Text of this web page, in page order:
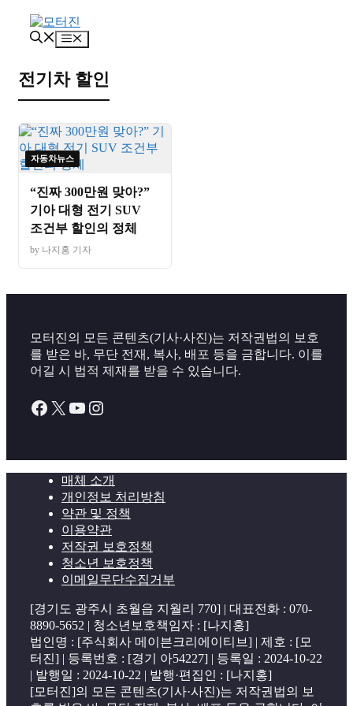
메
전기차 할인
자동차뉴스
“진짜 300만원 맞아?”
기아 대형 전기 SUV
조건부 할인의 정체
by 나지홍 기자
모터진의 모든 콘텐츠(기사·사진)는 저작권법의 보호
를 받은 바, 무단 전재, 복사, 배포 등을 금합니다. 이를
어길 시 법적 제재를 받을 수 있습니다.
Facebook
X YouTube
Instagram
매체 소개
개인정보 처리방침
약관 및 정책
이용약관
저작권 보호정책
청소년 보호정책
이메일무단수집거부
[경기도 광주시 초월읍 지월리 770] | 대표전화 : 070-
8890-5652 | 청소년보호책임자 : [나지홍]
법인명 : [주식회사 메이븐크리에이티브] | 제호 : [모
터진] | 등록번호 : [경기 아54227] | 등록일 : 2024-10-22
| 발행일 : 2024-10-22 | 발행·편집인 : [나지홍]
[모터진]의 모든 콘텐츠(기사·사진)는 저작권법의 보